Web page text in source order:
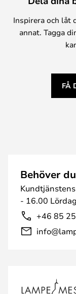
Inspirera och låt
annat. Tagga
FÅ
Behöver
- 16.00
+46 85